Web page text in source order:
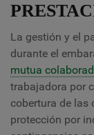
La gestión y el
durante el
mutua
trabajadora por
cobertura de las
protección por